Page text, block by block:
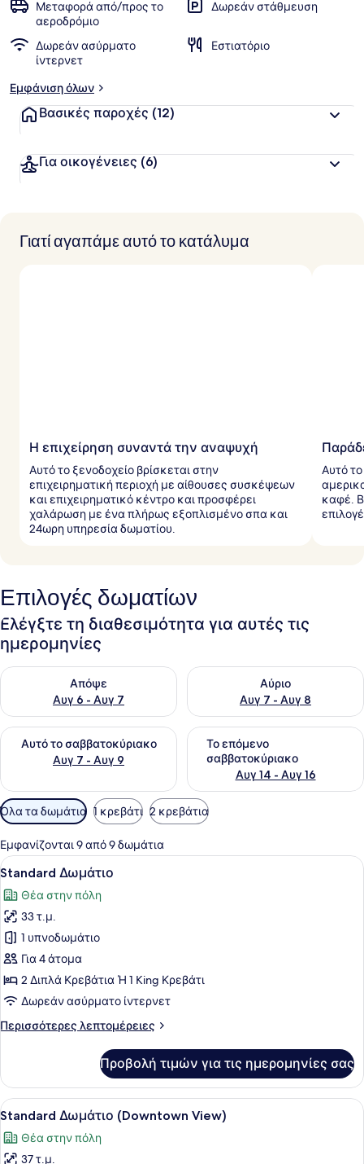
Μεταφορά από/προς το
αεροδρόμιο
Δωρεάν στάθμευση
Δωρεάν ασύρματο
ίντερνετ
Εστιατόριο
Εμφάνιση όλων
Βασικές παροχές (12)
Για οικογένειες (6)
Γιατί αγαπάμε αυτό το κατάλυμα
Η επιχείρηση συναντά την αναψυχή
Αυτό το ξενοδοχείο βρίσκεται στην
επιχειρηματική περιοχή με αίθουσες συσκέψεων
και επιχειρηματικό κέντρο και προσφέρει
χαλάρωση με ένα πλήρως εξοπλισμένο σπα και
24ωρη υπηρεσία δωματίου.
Αυτό το
καφέ.
Επιλογές δωματίων
Ελέγξτε τη διαθεσιμότητα για αυτές τις
ημερομηνίες
Απόψε
Αυγ 6 - Αυγ 7
Έλεγχος διαθεσιμότητας για απόψε Αυγ 6 - Αυγ 7
Αύριο
Αυγ 7 - Αυγ 8
Έλεγχος διαθεσιμότητας
Αυτό το σαββατοκύριακο
Αυγ 7 - Αυγ 9
Έλεγχος διαθεσιμότητας για αυτό το σαββατοκύριακο
Το επόμενο
σαββατοκύριακο
Αυγ 14 - Αυγ 16
Έλεγχος διαθεσιμότητας
Διαθέσιμα
φίλτρα
για
τα
δωμάτια
Όλα τα δωμάτια 1 κρεβάτι 2 κρεβάτια
Εμφανίζονται 9 από 9 δωμάτια
Προβολή
όλων
των
φωτογραφιών
για
Standard
Δωμάτιο
Ένα σύγχρονο δωμάτιο
11
Standard Δωμάτιο
Θέα στην πόλη
33 τ.μ.
1 υπνοδωμάτιο
Για 4 άτομα
2 Διπλά Κρεβάτια Ή 1 King Κρεβάτι
Δωρεάν ασύρματο ίντερνετ
Περισσότερες λεπτομέρειες
Περισσότερες
Δωμάτιο
Προβολή τιμών για τις ημερομηνίες σας
Προβολή
όλων
των
Ένα σύγχρονο δωμάτιο
10
Standard Δωμάτιο (Downtown View)
Θέα στην πόλη
37 τ.μ.